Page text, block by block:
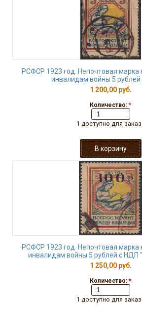
РСФСР 1923 год. Непочтовая марка
инвалидам войны 5 рублей
1 200,00 руб.
Количество: *
1 доступно для
РСФСР 1923 год. Непочтовая марка
инвалидам войны 5 рублей с НДП
1 250,00 руб.
Количество: *
1 доступно для